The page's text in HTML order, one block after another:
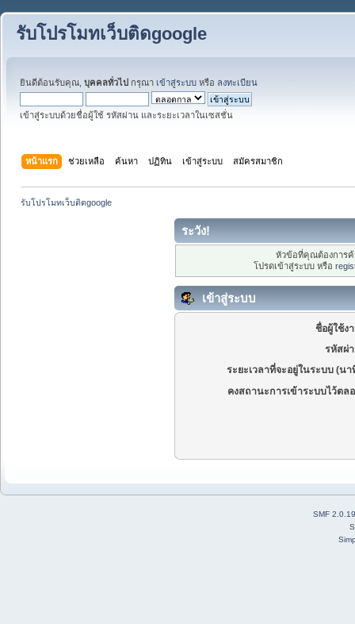
รับโปรโมทเว็บติดgoogle
ยินดีต้อนรับคุณ, บุคคลทั่วไป กรุณา เข้าสู่ระบบ หรือ ลงทะเบียน
เข้าสู่ระบบด้วยชื่อผู้ใช้ รหัสผ่าน และระยะเวลาในเซสชั่น
หน้าแรก ช่วยเหลือ ค้นหา ปฏิทิน เข้าสู่ระบบ สมัครสมาชิก
รับโปรโมทเว็บติดgoogle
ระวัง!
หัวข้อที่คุณต้องการ
โปรดเข้าสู่ระบบ หรือ
เข้าสู่ระบบ
ชื่อผู้ใช้ง
รหัสผ่
ระยะเวลาที่จะอยู่ในระบบ (นา
คงสถานะการเข้าระบบไว้ตล
SMF 2.0.19